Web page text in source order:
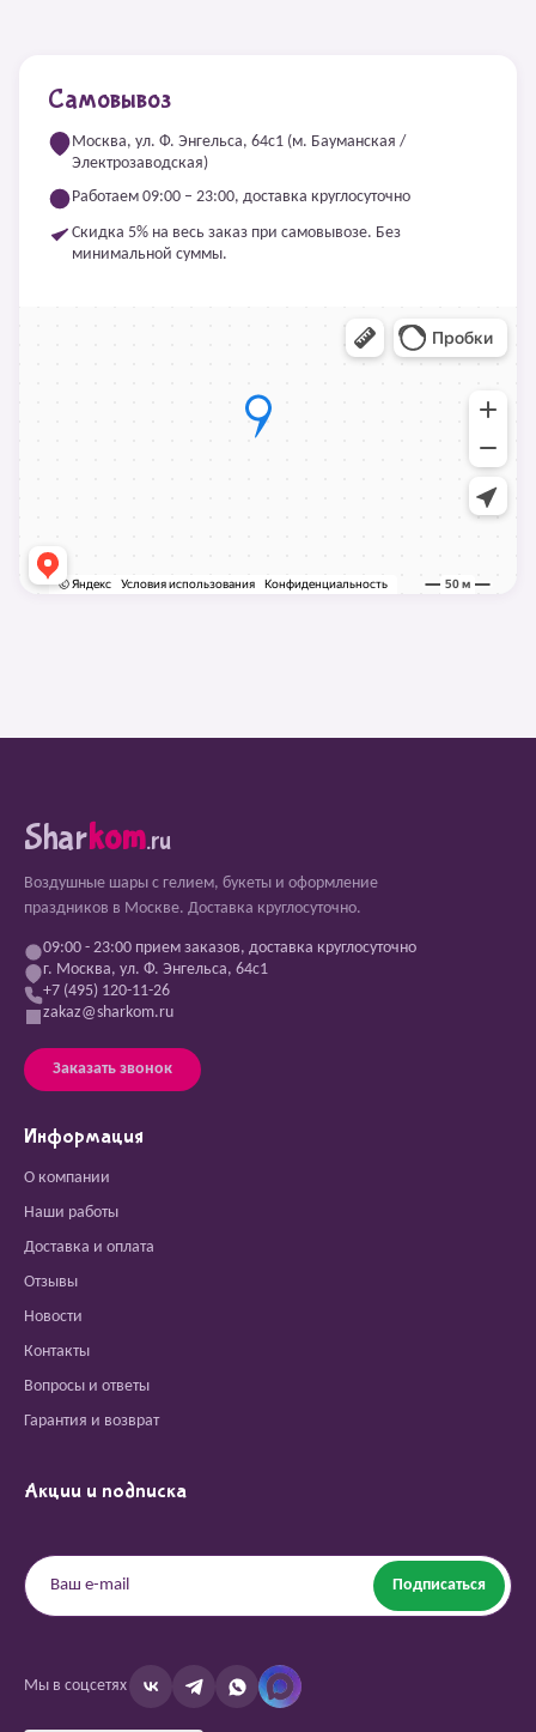
Самовывоз
Москва, ул. Ф. Энгельса, 64с1 (м. Бауманская /
Электрозаводская)
Работаем 09:00 – 23:00, доставка круглосуточно
Скидка 5% на весь заказ при самовывозе. Без
минимальной суммы.
Sharkom.ru
Воздушные шары с гелием, букеты и оформление
праздников в Москве. Доставка круглосуточно.
09:00 - 23:00 прием заказов, доставка круглосуточно
г. Москва, ул. Ф. Энгельса, 64с1
+7 (495) 120-11-26
zakaz@sharkom.ru
Заказать звонок
Информация
О компании
Наши работы
Доставка и оплата
Отзывы
Новости
Контакты
Вопросы и ответы
Гарантия и возврат
Акции и подписка
Подписаться
Мы в соцсетях